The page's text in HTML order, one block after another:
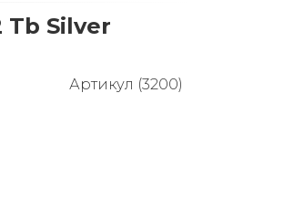
Tb Silver
Артикул (3200)